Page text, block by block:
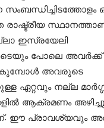
ഇസ്രയേലി
പോലെ അവര്‍ക്ക്
അവരുടെ
ഏറ്റവും നല്ല
ആക്രമണം
ഈ പ്രാവശ്യവും